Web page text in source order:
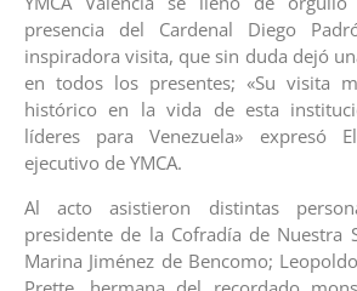
presencia del Cardenal Diego
inspiradora visita, que sin duda dejó
en todos los presentes; «Su visita
histórico en la vida de esta
líderes para Venezuela» expresó
ejecutivo de YMCA.
Al acto asistieron distintas
presidente de la Cofradía de Nuestra
Marina Jiménez de Bencomo;